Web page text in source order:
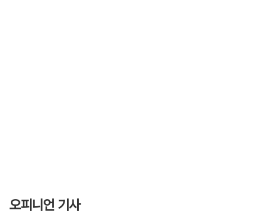
오피니언 기사